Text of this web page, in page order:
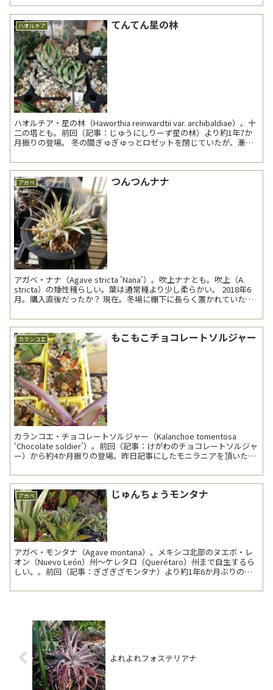
ハオルチア てんてん星の林
ハオルチア・星の林（Haworthia reinwardtii var. archibaldiae）。十
二の塔とも。前回（記事：じゅうにしりーず星の林）より約1年7か
月振りの登場。 冬の間ぎゅぎゅっとロゼットを閉じていたが、漸く
アガベ つんつんナナ
アガベ・ナナ（Agave stricta 'Nana'）。吹上ナナとも。吹上（A.
stricta）の矮性種らしい。葉は通常種より少し柔らかい。 2018年6
月。購入直後だったか？ 現在。冬場に棚下に長らく置かれていたの
カランコエ もこもこチョコレートソルジャー
カランコエ・チョコレートソルジャー（Kalanchoe tomentosa
‘Chocolate soldier’）。前回（記事：けがわのチョコレートソルジャ
ー）から約4か月振りの登場。昨日記事にしたモニラニアを頂いた方
アガベ じゅんちょうモンタナ
アガベ・モンタナ（Agave montana）。メキシコ北部のヌエボ・レ
オン（Nuevo León）州～ケレタロ（Querétaro）州まで自生するら
しい。。前回（記事：ぎざぎざモンタナ）より約1年6か月ぶりの登
よれよれフォステリアナ